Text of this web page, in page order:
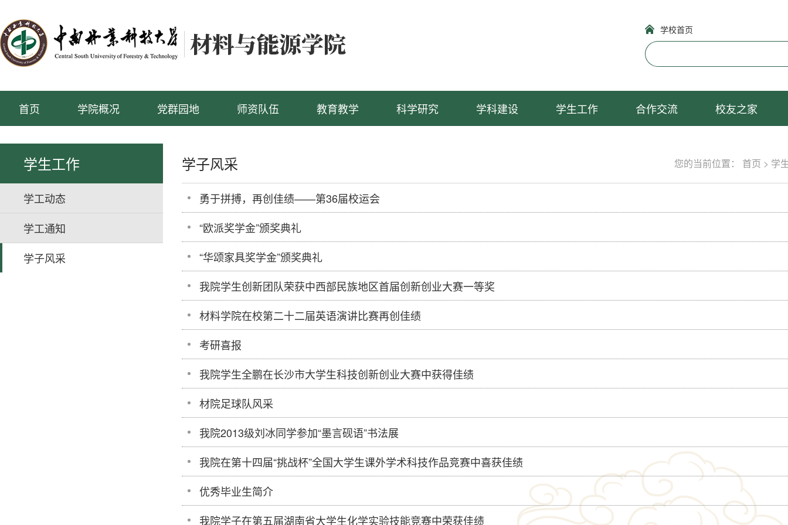
学校首页
首页 学院概况 党群园地 师资队伍 教育教学 科学研究 学科建设 学生工作 合作交流 校友之家
学生工作
学工动态
学工通知
学子风采
学子风采 您的当前位置： 首页 > 学
勇于拼搏，再创佳绩——第36届校运会
“欧派奖学金”颁奖典礼
“华颂家具奖学金”颁奖典礼
我院学生创新团队荣获中西部民族地区首届创新创业大赛一等奖
材料学院在校第二十二届英语演讲比赛再创佳绩
考研喜报
我院学生全鹏在长沙市大学生科技创新创业大赛中获得佳绩
材院足球队风采
我院2013级刘冰同学参加“墨言砚语”书法展
我院在第十四届“挑战杯”全国大学生课外学术科技作品竞赛中喜获佳绩
优秀毕业生简介
我院学子在第五届湖南省大学生化学实验技能竞赛中荣获佳绩